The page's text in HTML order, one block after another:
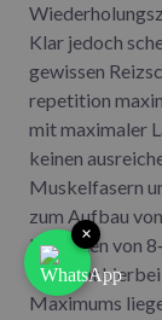
Klar jedoch
gewissen
repetition
mit maximaler
keinen
Muskelfasern
zum Aufbau
berichten von
Gewicht
Maximums
×